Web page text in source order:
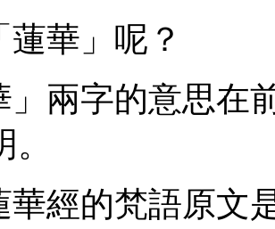
蓮華」呢？
」兩字的意思
華經的梵語原文